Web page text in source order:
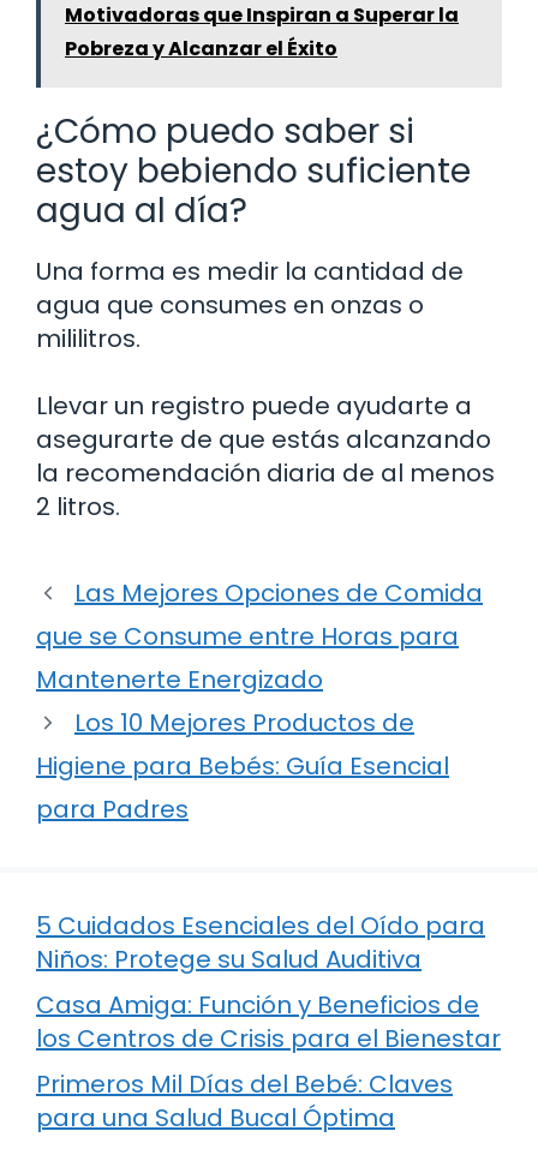
Motivadoras que Inspiran a Superar la
Pobreza y Alcanzar el Éxito
¿Cómo puedo saber si
estoy bebiendo suficiente
agua al día?
Una forma es medir la cantidad de
agua que consumes en onzas o
mililitros.
Llevar un registro puede ayudarte a
asegurarte de que estás alcanzando
la recomendación diaria de al menos
2 litros.
Las Mejores Opciones de Comida
que se Consume entre Horas para
Mantenerte Energizado
Los 10 Mejores Productos de
Higiene para Bebés: Guía Esencial
para Padres
5 Cuidados Esenciales del Oído para
Niños: Protege su Salud Auditiva
Casa Amiga: Función y Beneficios de
los Centros de Crisis para el Bienestar
Primeros Mil Días del Bebé: Claves
para una Salud Bucal Óptima